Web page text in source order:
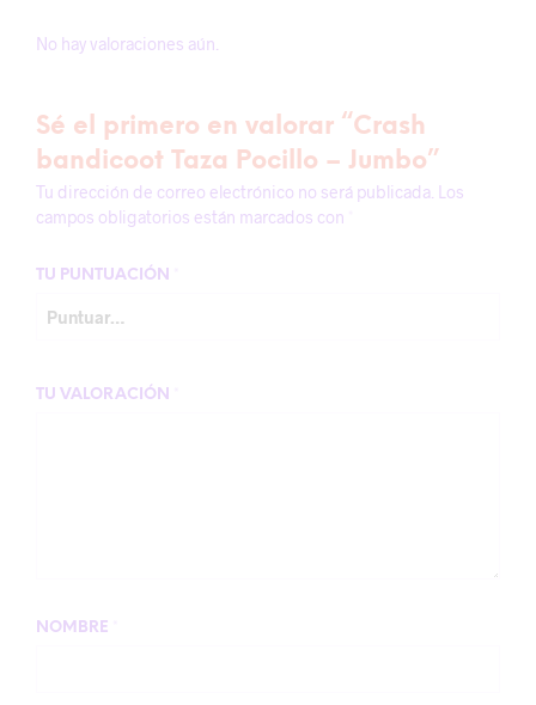
No hay valoraciones aún.
Sé el primero en valorar “Crash
bandicoot Taza Pocillo – Jumbo”
Tu dirección de correo electrónico no será publicada. Los
campos obligatorios están marcados con
TU PUNTUACIÓN
TU VALORACIÓN
NOMBRE